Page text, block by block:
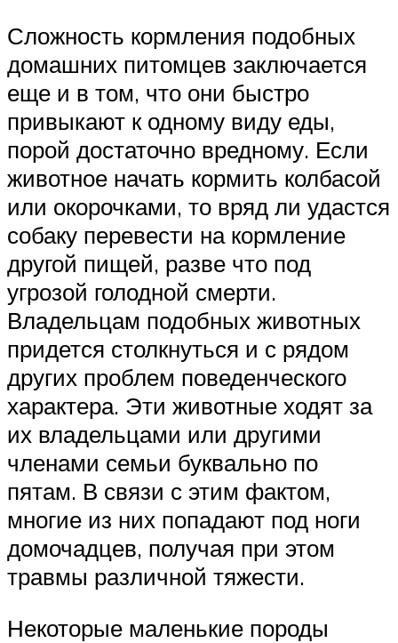
Сложность кормления подобных
домашних питомцев заключается
еще и в том, что они быстро
привыкают к одному виду еды,
порой достаточно вредному. Если
животное начать кормить колбасой
или окорочками, то вряд ли удастся
собаку перевести на кормление
другой пищей, разве что под
угрозой голодной смерти.
Владельцам подобных животных
придется столкнуться и с рядом
других проблем поведенческого
характера. Эти животные ходят за
их владельцами или другими
членами семьи буквально по
пятам. В связи с этим фактом,
многие из них попадают под ноги
домочадцев, получая при этом
травмы различной тяжести.
Некоторые маленькие породы